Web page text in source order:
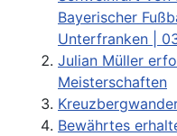
Bayerischer
Unterfranken |
Julian Müller
Meisterschaften
Bewährtes